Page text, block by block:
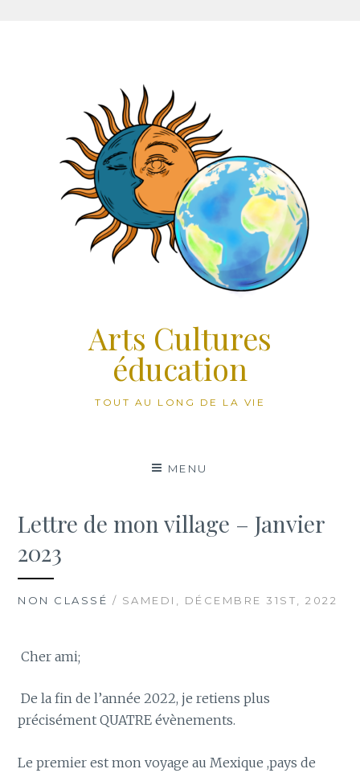
Arts Cultures
éducation
TOUT AU LONG DE LA VIE
MENU
Lettre de mon village – Janvier
2023
NON CLASSÉ / SAMEDI, DÉCEMBRE 31ST, 2022
Cher ami;
De la fin de l’année 2022, je retiens plus
précisément QUATRE évènements.
Le premier est mon voyage au Mexique ,pays de